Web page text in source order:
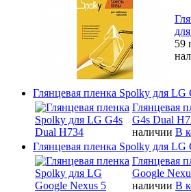
59
Глянцевая пленка Spolky для LG
Глянцевая
G4s Dual
наличии В
Глянцевая пленка Spolky для LG
Глянцевая
Google
наличии В